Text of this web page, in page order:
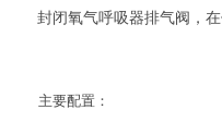
封闭氧气呼吸器排气阀，
主要配置：